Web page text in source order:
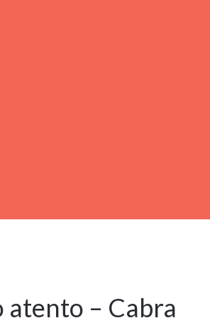
atento – Cabra